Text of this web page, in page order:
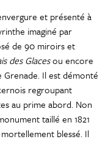
et présenté à
imaginé par
de 90 miroirs et
des Glacesou encore
Grenade. Il est démonté
regroupant
au prime abord. Non
taillé en 1821
blessé. Il